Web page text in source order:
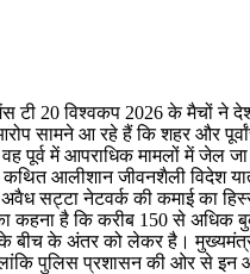
टी 20 विश्वकप 2026 के मैचों ने
सामने आ रहे हैं कि शहर और
पूर्व में आपराधिक मामलों में जेल
आलीशान जीवनशैली विदेश
सट्टा नेटवर्क की कमाई का
कहना है कि करीब 150 से अधिक
बीच के अंतर को लेकर है।
पुलिस प्रशासन की ओर से इन